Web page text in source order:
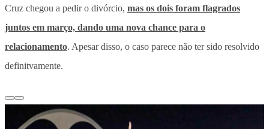
Cruz chegou a pedir o divórcio, mas os dois foram flagrados
juntos em março, dando uma nova chance para o
relacionamento. Apesar disso, o caso parece não ter sido resolvido
definitvamente.